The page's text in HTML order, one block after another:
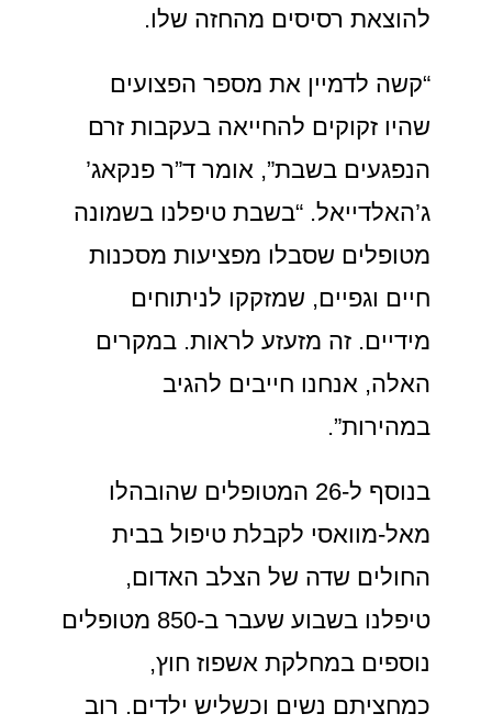
להוצאת רסיסים מהחזה שלו.
“קשה לדמיין את מספר הפצועים
שהיו זקוקים להחייאה בעקבות זרם
הנפגעים בשבת”, אומר ד”ר פנקאג’
ג’האלדייאל. “בשבת טיפלנו בשמונה
מטופלים שסבלו מפציעות מסכנות
חיים וגפיים, שמזקקו לניתוחים
מידיים. זה מזעזע לראות. במקרים
האלה, אנחנו חייבים להגיב
במהירות”.
בנוסף ל-26 המטופלים שהובהלו
מאל-מוואסי לקבלת טיפול בבית
החולים שדה של הצלב האדום,
טיפלנו בשבוע שעבר ב-850 מטופלים
נוספים במחלקת אשפוז חוץ,
כמחציתם נשים וכשליש ילדים. רוב